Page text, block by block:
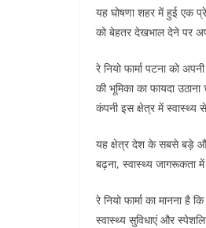
b
o
o
k
A
p
p
यह घोषणा शहर में हुई एक
को बेहतर देखभाल देने पर
रे नियो फार्मा पटना को
की भूमिका का फायदा
कंपनी इस क्षेत्र में
यह क्षेत्र देश के सबसे बड़े
बढ़ना, स्वास्थ्य जागरूकता
रे नियो फार्मा का मानना
स्वास्थ्य सुविधाएं और